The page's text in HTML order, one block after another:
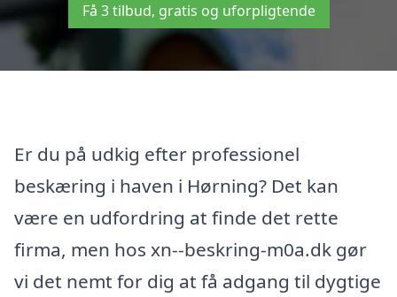
Få 3 tilbud, gratis og uforpligtende
Er du på udkig efter professionel
beskæring i haven i Hørning? Det kan
være en udfordring at finde det rette
firma, men hos xn--beskring-m0a.dk gør
vi det nemt for dig at få adgang til dygtige